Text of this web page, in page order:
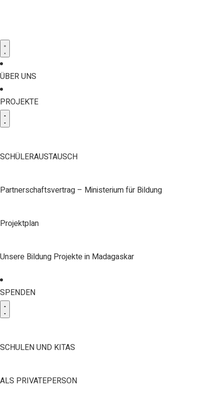
ÜBER UNS
PROJEKTE
SCHÜLERAUSTAUSCH
Partnerschaftsvertrag – Ministerium für Bildung
Projektplan
Unsere Bildung Projekte in Madagaskar
SPENDEN
SCHULEN UND KITAS
ALS PRIVATEPERSON